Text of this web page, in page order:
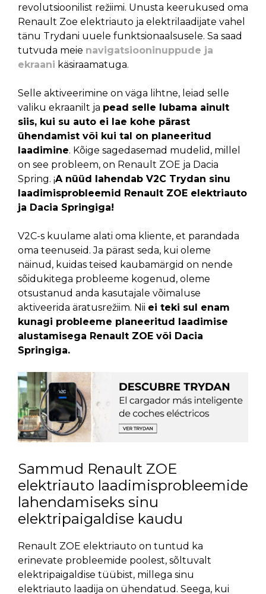
revolutsioonilist režiimi. Unusta keerukused oma
Renault Zoe elektriauto ja elektrilaadijate vahel
tänu Trydani uuele funktsionaalsusele. Sa saad
tutvuda meie navigatsiooninuppude ja
ekraani käsiraamatuga.
Selle aktiveerimine on väga lihtne, leiad selle
valiku ekraanilt ja pead selle lubama ainult
siis, kui su auto ei lae kohe pärast
ühendamist või kui tal on planeeritud
laadimine. Kõige sagedasemad mudelid, millel
on see probleem, on Renault ZOE ja Dacia
Spring. ¡Anüüd lahendab V2C Trydan sinu
laadimisprobleemid Renault ZOE elektriauto
ja Dacia Springiga!
V2C-s kuulame alati oma kliente, et parandada
oma teenuseid. Ja pärast seda, kui oleme
näinud, kuidas teised kaubamärgid on nende
sõidukitega probleeme kogenud, oleme
otsustanud anda kasutajale võimaluse
aktiveerida äratusrežiim. Nii ei teki sul enam
kunagi probleeme planeeritud laadimise
alustamisega Renault ZOE või Dacia
Springiga.
Sammud Renault ZOE
elektriauto laadimisprobleemide
lahendamiseks sinu
elektripaigaldise kaudu
Renault ZOE elektriauto on tuntud ka
erinevate probleemide poolest, sõltuvalt
elektripaigaldise tüübist, millega sinu
elektriauto laadija on ühendatud . Seega, kui